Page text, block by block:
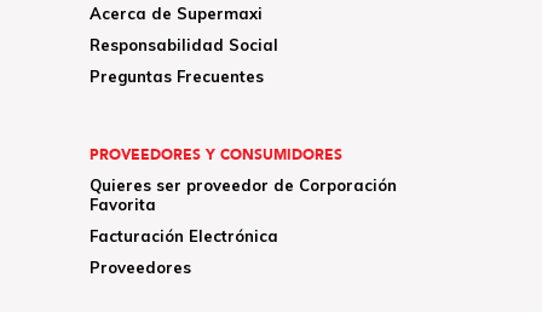
Acerca de Supermaxi
Responsabilidad Social
Preguntas Frecuentes
PROVEEDORES Y CONSUMIDORES
Quieres ser proveedor de Corporación
Favorita
Facturación Electrónica
Proveedores